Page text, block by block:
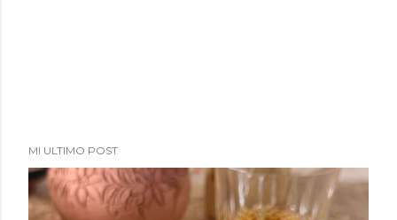
MI ULTIMO POST